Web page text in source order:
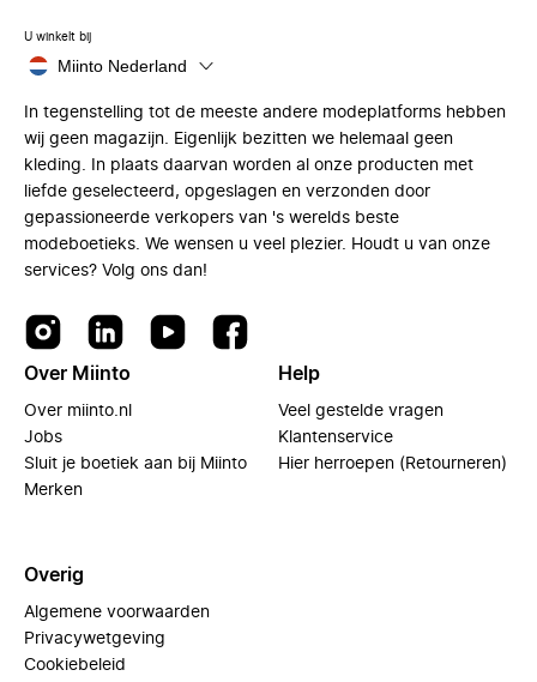
U winkelt bij
Miinto Nederland
In tegenstelling tot de meeste andere modeplatforms hebben
wij geen magazijn. Eigenlijk bezitten we helemaal geen
kleding. In plaats daarvan worden al onze producten met
liefde geselecteerd, opgeslagen en verzonden door
gepassioneerde verkopers van 's werelds beste
modeboetieks. We wensen u veel plezier. Houdt u van onze
services? Volg ons dan!
Over Miinto
Over miinto.nl
Jobs
Sluit je boetiek aan bij Miinto
Merken
Help
Veel gestelde vragen
Klantenservice
Hier herroepen (Retourneren)
Overig
Algemene voorwaarden
Privacywetgeving
Cookiebeleid